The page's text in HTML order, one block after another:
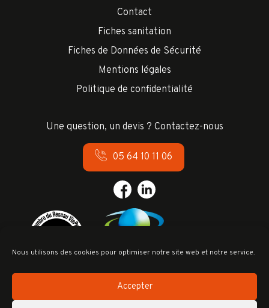
Nous utilisons des cookies pour optimiser notre site web et notre service.
Accepter
Contact
Fiches sanitation
Fiches de Données de Sécurité
Mentions légales
Politique de confidentialité
Une question, un devis ? Contactez-nous
05 64 10 11 06